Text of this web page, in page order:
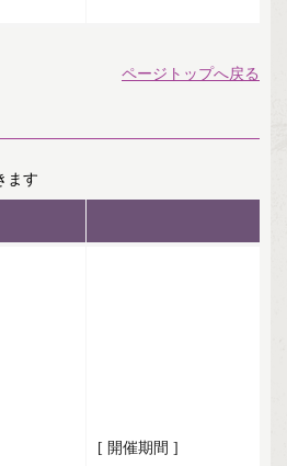
ページトップへ戻る
[ 開催期間 ]